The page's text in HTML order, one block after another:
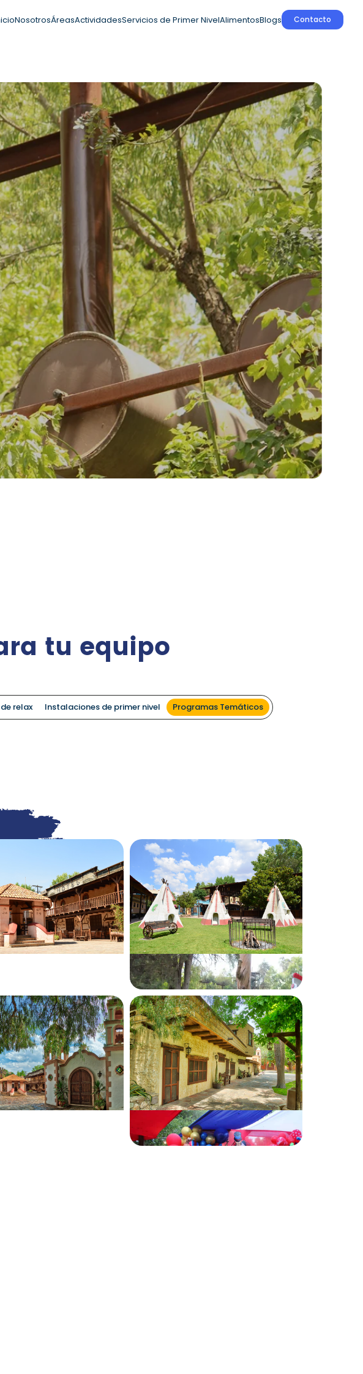
NosotrosÁreasActividadesServicios de Primer NivelAlimentosBlogs Contacto
tu equipo
relax Instalaciones de primer nivel Programas Temáticos